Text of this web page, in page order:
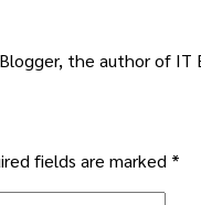
the author of IT
fields are marked *